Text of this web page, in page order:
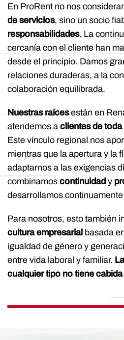
En ProRent no nos
de servicios, sino un socio
responsabilidades. La
cercanía con el cliente han
desde el principio. Damos
relaciones duraderas, a la
colaboración equilibrada.
Nuestras raícesestán en
atendemos a clientes de
Este vínculo regional nos
mientras que la apertura y la
adaptarnos a las exigencias
combinamos continuidad y
desarrollamos continuamente
Para nosotros, esto también
cultura empresarial basada
igualdad de género y
entre vida laboral y familiar.
cualquier tipo no tiene